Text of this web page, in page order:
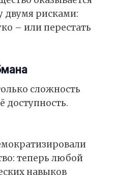
рисками:
– или перестать
сложность
доступность.
теперь любой
навыков